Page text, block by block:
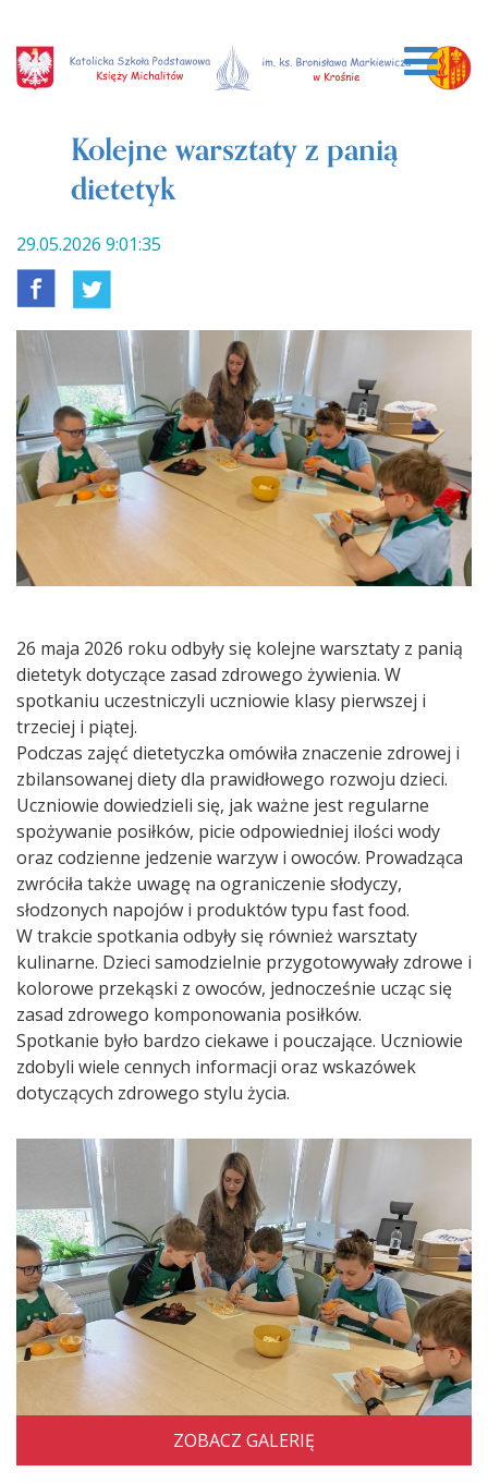
Kolejne warsztaty z panią
dietetyk
29.05.2026 9:01:35
26 maja 2026 roku odbyły się kolejne warsztaty z panią
dietetyk dotyczące zasad zdrowego żywienia. W
spotkaniu uczestniczyli uczniowie klasy pierwszej i
trzeciej i piątej.
Podczas zajęć dietetyczka omówiła znaczenie zdrowej i
zbilansowanej diety dla prawidłowego rozwoju dzieci.
Uczniowie dowiedzieli się, jak ważne jest regularne
spożywanie posiłków, picie odpowiedniej ilości wody
oraz codzienne jedzenie warzyw i owoców. Prowadząca
zwróciła także uwagę na ograniczenie słodyczy,
słodzonych napojów i produktów typu fast food.
W trakcie spotkania odbyły się również warsztaty
kulinarne. Dzieci samodzielnie przygotowywały zdrowe i
kolorowe przekąski z owoców, jednocześnie ucząc się
zasad zdrowego komponowania posiłków.
Spotkanie było bardzo ciekawe i pouczające. Uczniowie
zdobyli wiele cennych informacji oraz wskazówek
dotyczących zdrowego stylu życia.
ZOBACZ GALERIĘ